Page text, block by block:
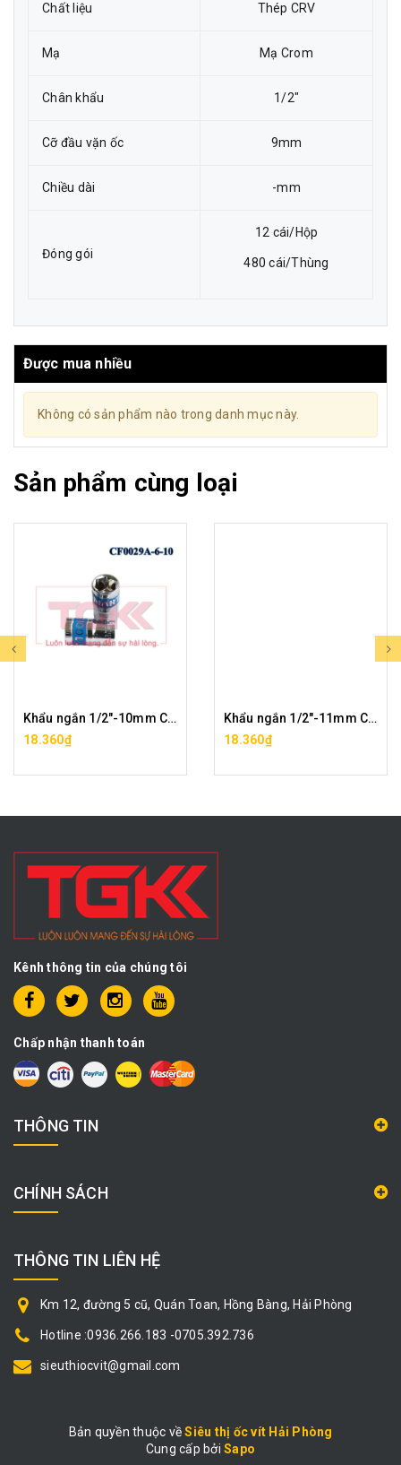
Chất liệu Thép CRV
Mạ Mạ Crom
Chân khẩu 1/2"
Cỡ đầu vặn ốc 9mm
Chiều dài -mm
Đóng gói
12 cái/Hộp
480 cái/Thùng
Được mua nhiều
Không có sản phẩm nào trong danh mục này.
Sản phẩm cùng loại
Khẩu ngắn 1/2"-10mm CF0029A-6-10
18.360₫
Khẩu ngắn 1/2"-11mm CF0029A-6-11
18.360₫
Kênh thông tin của chúng tôi
Chấp nhận thanh toán
THÔNG TIN
CHÍNH SÁCH
THÔNG TIN LIÊN HỆ
Km 12, đường 5 cũ, Quán Toan, Hồng Bàng, Hải Phòng
Hotline :0936.266.183 -0705.392.736
sieuthiocvit@gmail.com
Bản quyền thuộc vềSiêu thị ốc vít Hải Phòng
|
Cung cấp bởiSapo